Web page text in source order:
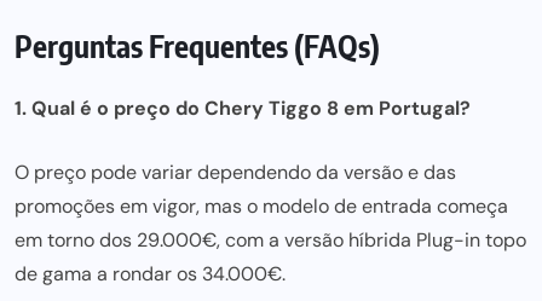
Perguntas Frequentes (FAQs)
1. Qual é o preço do Chery Tiggo 8 em Portugal?
O preço pode variar dependendo da versão e das
promoções em vigor, mas o modelo de entrada começa
em torno dos 29.000€, com a versão híbrida Plug-in topo
de gama a rondar os 34.000€.